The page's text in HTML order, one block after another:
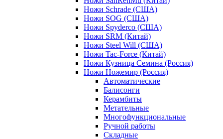
Ножи Schrade (США)
Ножи SOG (США)
Ножи Spyderco (США)
Ножи SRM (Китай)
Ножи Steel Will (США)
Ножи Tac-Force (Китай)
Ножи Кузница Семина (Россия)
Ножи Ножемир (Россия)
Автоматические
Балисонги
Керамбиты
Метательные
Многофункциональные
Ручной работы
Складные